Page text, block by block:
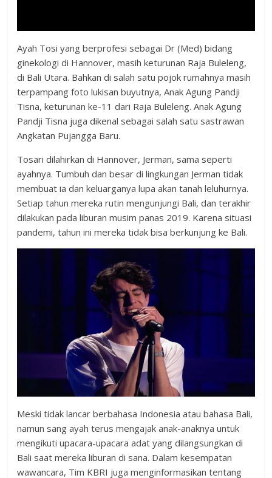
Ayah Tosi yang berprofesi sebagai Dr (Med) bidang
ginekologi di Hannover, masih keturunan Raja Buleleng,
di Bali Utara. Bahkan di salah satu pojok rumahnya masih
terpampang foto lukisan buyutnya, Anak Agung Pandji
Tisna, keturunan ke-11 dari Raja Buleleng. Anak Agung
Pandji Tisna juga dikenal sebagai salah satu sastrawan
Angkatan Pujangga Baru.
Tosari dilahirkan di Hannover, Jerman, sama seperti
ayahnya. Tumbuh dan besar di lingkungan Jerman tidak
membuat ia dan keluarganya lupa akan tanah leluhurnya.
Setiap tahun mereka rutin mengunjungi Bali, dan terakhir
dilakukan pada liburan musim panas 2019. Karena situasi
pandemi, tahun ini mereka tidak bisa berkunjung ke Bali.
Meski tidak lancar berbahasa Indonesia atau bahasa Bali,
namun sang ayah terus mengajak anak-anaknya untuk
mengikuti upacara-upacara adat yang dilangsungkan di
Bali saat mereka liburan di sana. Dalam kesempatan
wawancara, Tim KBRI juga menginformasikan tentang